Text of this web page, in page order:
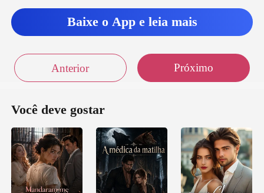
n
Baixe o App e leia mais
Anterior Próximo
Você deve gostar